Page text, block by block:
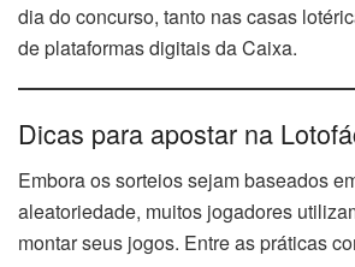
dia do concurso, tanto nas casas
de plataformas digitais da Caixa.
Dicas para apostar na
Embora os sorteios sejam baseados
aleatoriedade, muitos jogadores
montar seus jogos. Entre as práticas